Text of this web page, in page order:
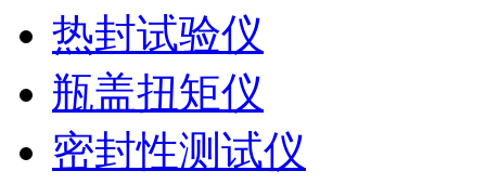
热封试验仪
瓶盖扭矩仪
密封性测试仪